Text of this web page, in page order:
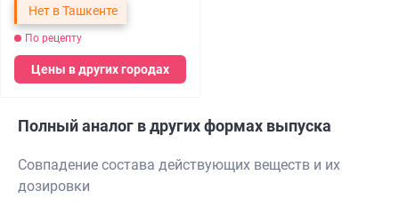
Нет в Ташкенте
По рецепту
Цены в других городах
Полный аналог в других формах выпуска
Совпадение состава действующих веществ и их
дозировки